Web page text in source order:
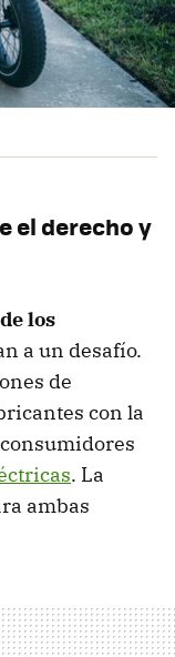
el derecho y
los
a un desafío.
de
con la
. La
ambas